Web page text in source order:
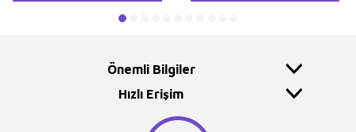
Önemli Bilgiler
Hızlı Erişim